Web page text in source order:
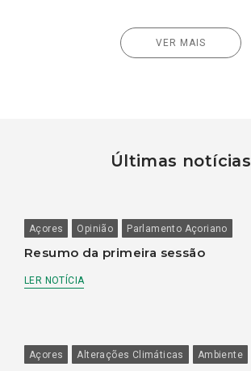
VER MAIS
Últimas notícias
Açores Opinião Parlamento Açoriano
Resumo da primeira sessão
LER NOTÍCIA
Açores Alterações Climáticas Ambiente